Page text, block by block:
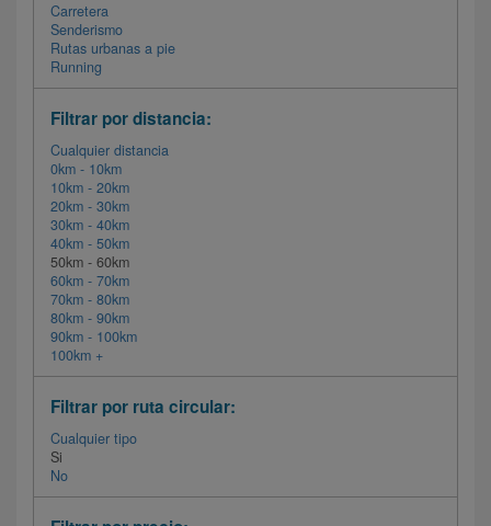
Carretera
Senderismo
Rutas urbanas a pie
Running
Filtrar por distancia:
Cualquier distancia
0km - 10km
10km - 20km
20km - 30km
30km - 40km
40km - 50km
50km - 60km
60km - 70km
70km - 80km
80km - 90km
90km - 100km
100km +
Filtrar por ruta circular:
Cualquier tipo
Si
No